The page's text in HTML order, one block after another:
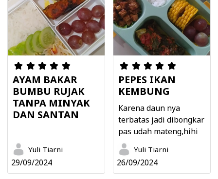
AYAM BAKAR
BUMBU RUJAK
TANPA MINYAK
DAN SANTAN
Yuli Tiarni
29/09/2024
PEPES IKAN
KEMBUNG
Karena daun nya
terbatas jadi dibongkar
pas udah mateng,hihi
Yuli Tiarni
26/09/2024